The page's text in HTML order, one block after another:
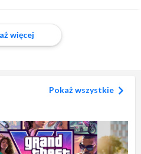
więcej
Pokaż wszystkie